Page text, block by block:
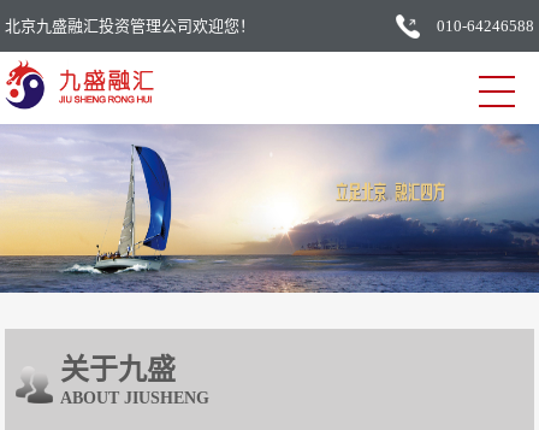
北京九盛融汇投资管理公司欢迎您！ 010-64246588
关于九盛
ABOUT JIUSHENG